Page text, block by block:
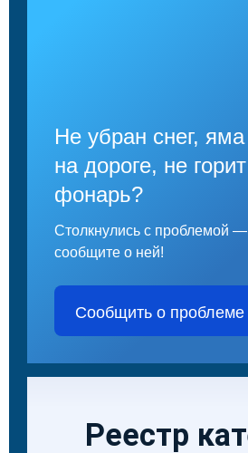
Не убран снег, яма
на дороге, не горит
фонарь?
Столкнулись с проблемой —
сообщите о ней!
Сообщить о проблеме